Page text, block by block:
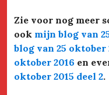
Zie voor nog meer
ook mijn blog van
blog van 25 oktober
oktober 2016 en
oktober 2015 deel 2.